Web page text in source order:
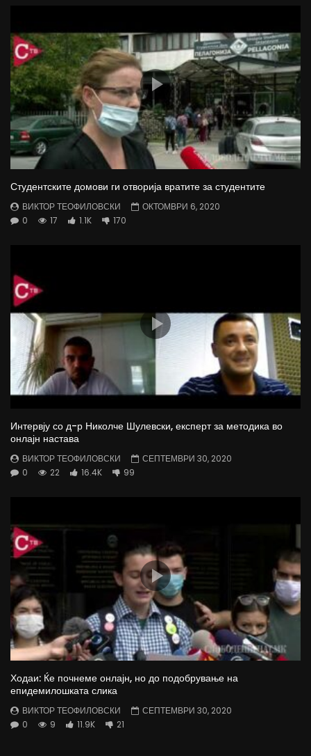
Студентските домови ги отворија вратите за студентите
ВИКТОР ТЕОФИЛОВСКИ
ОКТОМВРИ 6, 2020
0
17 1.1K 170
Интервју со д-р Николче Шулевски, експерт за методика во
онлајн настава
ВИКТОР ТЕОФИЛОВСКИ
СЕПТЕМВРИ 30, 2020
0
22 16.4K 99
Ходаи: Ќе почнеме онлајн, но до подобрување на
епидемилошката слика
ВИКТОР ТЕОФИЛОВСКИ
СЕПТЕМВРИ 30, 2020
0
9 11.9K 21